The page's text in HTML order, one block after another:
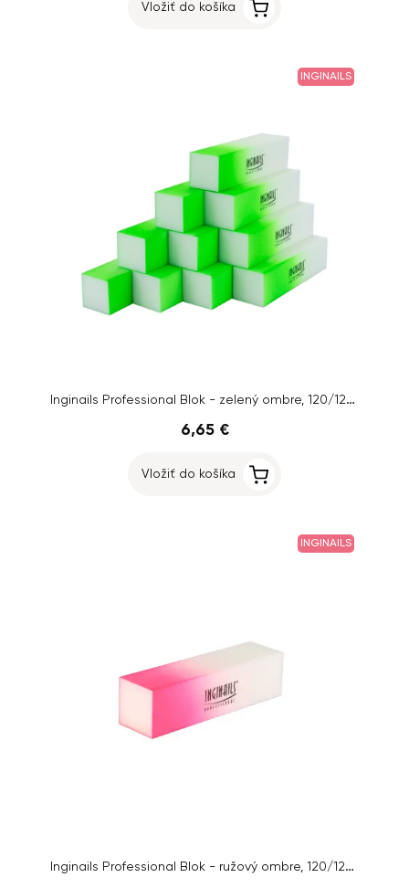
Vložiť do košíka
INGINAILS
Inginails Professional Blok - zelený ombre, 120/120 - 4-stranný
6,65 €
Vložiť do košíka
INGINAILS
Inginails Professional Blok - ružový ombre, 120/120 - 4-stranný